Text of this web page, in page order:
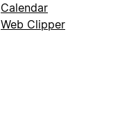
Calendar
Web Clipper